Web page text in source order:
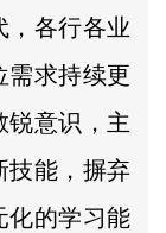
，各行各业
需求持续更
锐意识，主
技能，摒弃
化的学习能